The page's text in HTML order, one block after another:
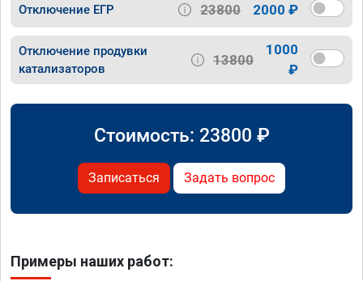
Отключение ЕГР 23800 2000 ₽
Отключение продувки
катализаторов
13800
1000
₽
Стоимость: 23800 ₽
Записаться Задать вопрос
Примеры наших работ: